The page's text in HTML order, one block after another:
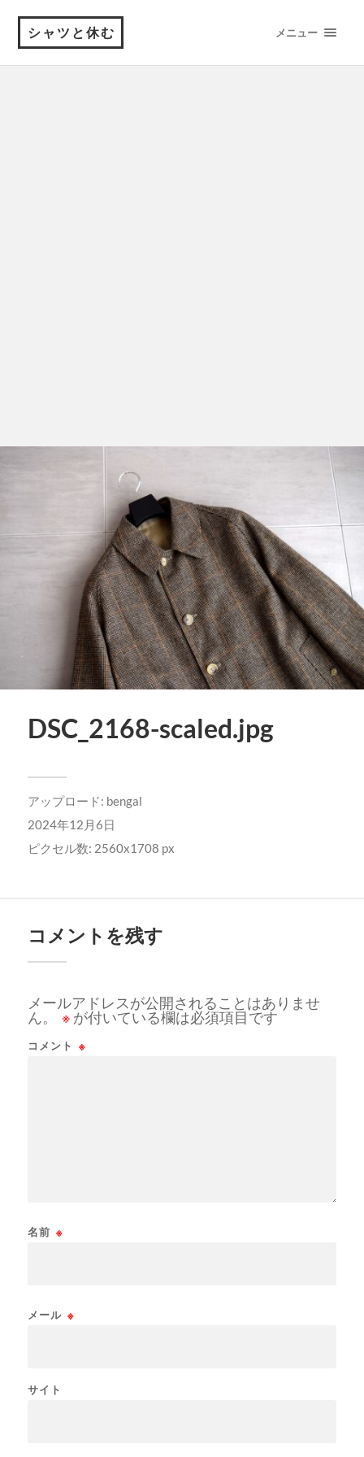
シャツと休む メニュー
DSC_2168-scaled.jpg
アップロード: bengal
2024年12月6日
ピクセル数: 2560x1708 px
コメントを残す
メールアドレスが公開されることはありませ
ん。
※ が付いている欄は必須項目です
コメント ※
名前 ※
メール ※
サイト